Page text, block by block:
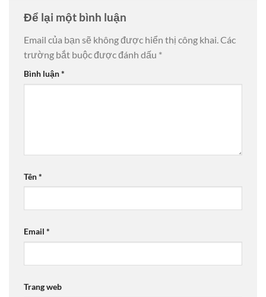
Để lại một bình luận
Email của bạn sẽ không được hiển thị công khai. Các
trường bắt buộc được đánh dấu *
Bình luận*
Tên*
Email *
Trang web